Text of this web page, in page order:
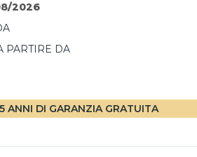
2026
PARTIRE DA
5 ANNI DI GARANZIA GRATUITA